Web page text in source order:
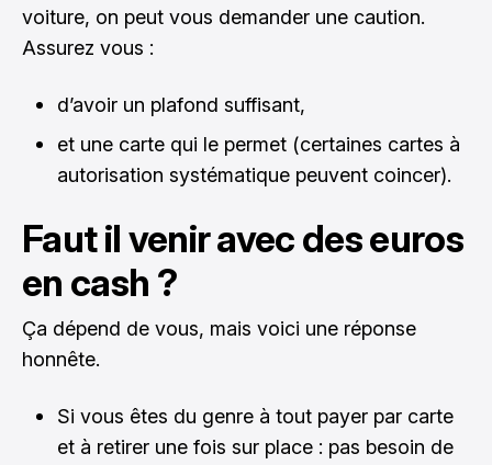
voiture, on peut vous demander une caution.
Assurez vous :
d’avoir un plafond suffisant,
et une carte qui le permet (certaines cartes à
autorisation systématique peuvent coincer).
Faut il venir avec des euros
en cash ?
Ça dépend de vous, mais voici une réponse
honnête.
Si vous êtes du genre à tout payer par carte
et à retirer une fois sur place : pas besoin de